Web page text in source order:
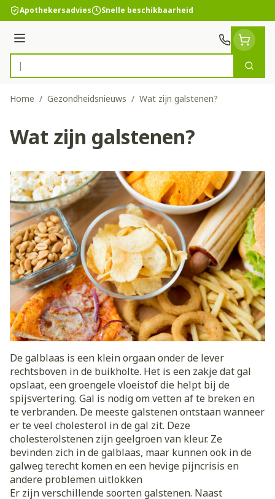
Ga naar de inhoud
Apothekersadvies Snelle beschikbaarheid
Menu
Product, merk, categorie...
Zoek
Home / Gezondheidsnieuws / Wat zijn galstenen?
Wat zijn galstenen?
De galblaas is een klein orgaan onder de lever
rechtsboven in de buikholte. Het is een zakje dat gal
opslaat, een groengele vloeistof die helpt bij de
spijsvertering. Gal is nodig om vetten af te breken en
te verbranden. De meeste galstenen ontstaan wanneer
er te veel cholesterol in de gal zit. Deze
cholesterolstenen zijn geelgroen van kleur. Ze
bevinden zich in de galblaas, maar kunnen ook in de
galweg terecht komen en een hevige pijncrisis en
andere problemen uitlokken
Er zijn verschillende soorten galstenen. Naast